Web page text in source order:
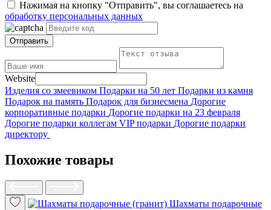
Нажимая на кнопку "Отправить", вы соглашаетесь на
обработку персональных данных
Отправить
Website
Изделия со змеевиком Подарки на 50 лет Подарки из камня
Подарок на память Подарок для бизнесмена Дорогие
корпоративные подарки Дорогие подарки на 23 февраля
Дорогие подарки коллегам VIP подарки Дорогие подарки
директору
Похожие товары
Шахматы подарочные